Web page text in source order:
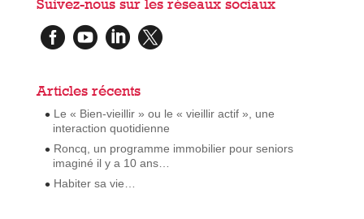
Suivez-nous sur les réseaux sociaux
   
Articles récents
Le « Bien-vieillir » ou le « vieillir actif », une
interaction quotidienne
Roncq, un programme immobilier pour seniors
imaginé il y a 10 ans…
Habiter sa vie…